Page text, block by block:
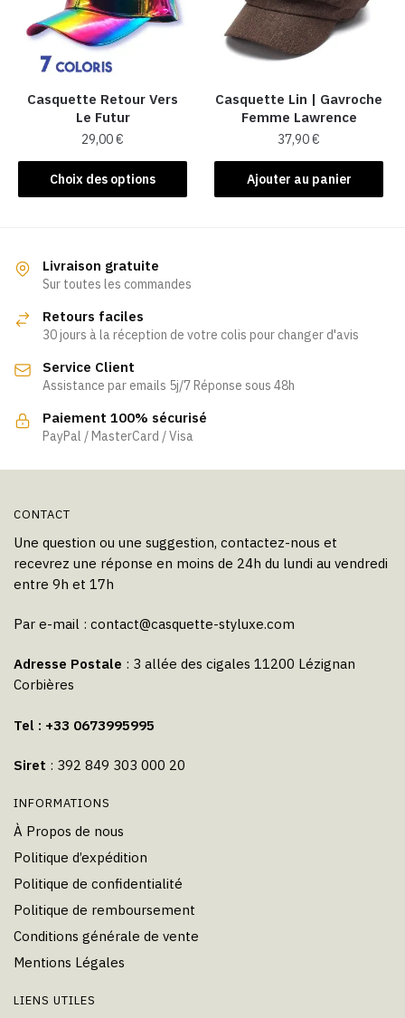
peuvent
être
choisies
sur
la
page
du
produit
Casquette Retour Vers
Le Futur
29,00€
Choix des options
Ce
produit
variations.
Les
peuvent
choisies
sur
la
page
Casquette Lin | Gavroche
Femme Lawrence
37,90€
Ajouter au panier
Livraison gratuite
Sur toutes les commandes
Retours faciles
30 jours à la réception de votre colis pour changer d'avis
Service Client
Assistance par emails 5j/7 Réponse sous 48h
Paiement 100% sécurisé
PayPal / MasterCard / Visa
CONTACT
Une question ou une suggestion, contactez-nous et
recevrez une réponse en moins de 24h du lundi au vendredi
entre 9h et 17h
Par e-mail : contact@casquette-styluxe.com
Adresse Postale : 3 allée des cigales 11200 Lézignan
Corbières
Tel : +33 0673995995
Siret : 392 849 303 000 20
INFORMATIONS
À Propos de nous
Politique d’expédition
Politique de confidentialité
Politique de remboursement
Conditions générale de vente
Mentions Légales
LIENS UTILES